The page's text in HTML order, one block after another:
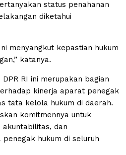
status penahanan
diketahui
menyangkut kepastian hukum
katanya.
RI ini merupakan bagian
kinerja aparat penegak
tata kelola hukum di daerah.
komitmennya untuk
dan
hukum di seluruh